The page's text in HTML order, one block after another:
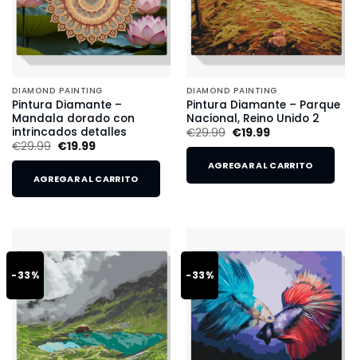
DIAMOND PAINTING
Pintura Diamante –
Mandala dorado con
intrincados detalles
€29.99 €19.99
AGREGAR AL CARRITO
DIAMOND PAINTING
Pintura Diamante – Parque
Nacional, Reino Unido 2
€29.99 €19.99
AGREGAR AL CARRITO
-33% -33%